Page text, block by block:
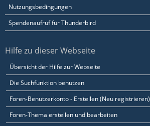
Nutzungsbedingungen
Spendenaufruf für Thunderbird
Hilfe zu dieser Webseite
Übersicht der Hilfe zur Webseite
Die Suchfunktion benutzen
Foren-Benutzerkonto - Erstellen (Neu registrieren)
Foren-Thema erstellen und bearbeiten